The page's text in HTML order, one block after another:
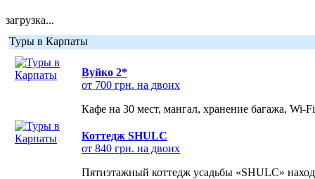
загрузка...
Туры в Карпаты
Вуйко 2*
от 700 грн. на двоих
Кафе на 30 мест, мангал, хранение багажа, Wi-
Коттедж SHULC
от 840 грн. на двоих
Пятиэтажный коттедж усадьбы «SHULC»